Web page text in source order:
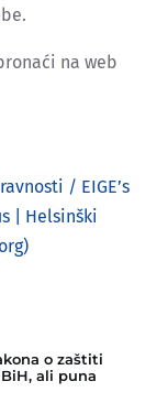
na web
/ EIGE’s
| Helsinški
o zaštiti
ali puna